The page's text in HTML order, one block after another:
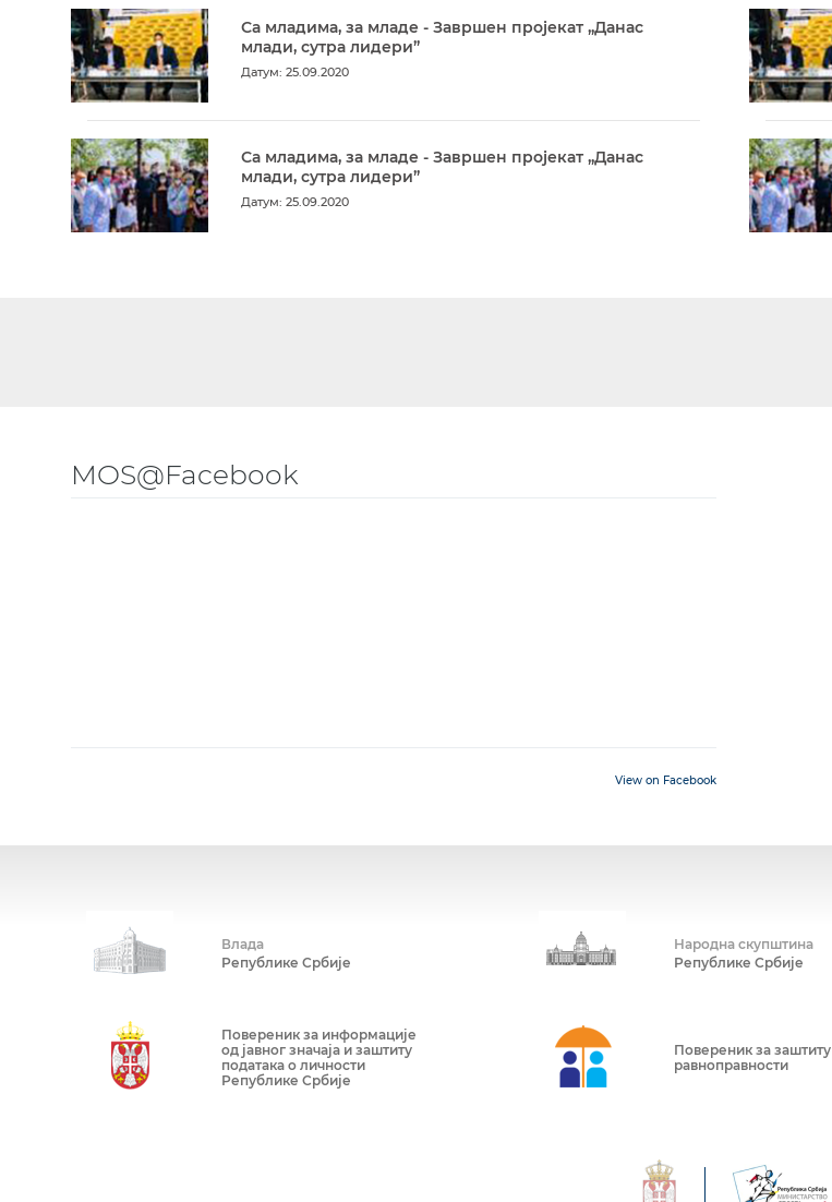
Са младима, за младе - Завршен пројекат „Данас
млади, сутра лидери”
Датум: 25.09.2020
Са младима, за младе - Завршен пројекат „Данас
млади, сутра лидери”
Датум: 25.09.2020
MOS@Facebook
View on Facebook
Влада
Републике Србије
Народна скупштина
Републике Србије
Повереник за информације
од јавног значаја и заштиту
података о личности
Републике Србије
Повереник за заштиту
равноправности